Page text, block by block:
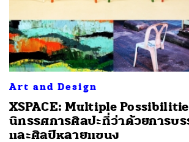
Art and Design
XSPACE: Multiple
นิทรรศการศิลปะที่ว่าด้วยการบ
และศิลป์หลายแขนง